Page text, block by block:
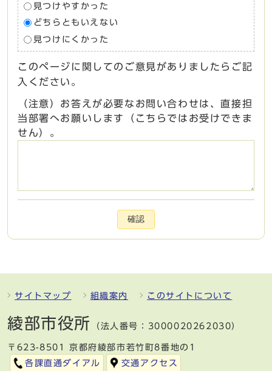
見つけやすかった
どちらともいえない
見つけにくかった
このページに関してのご意見がありましたらご記
入ください。
（注意）お答えが必要なお問い合わせは、直接担
当部署へお願いします（こちらではお受けできま
せん）。
確認
サイトマップ 組織案内 このサイトについて
綾部市役所 （法人番号：3000020262030）
〒623-8501 京都府綾部市若竹町8番地の1
各課直通ダイアル
交通アクセス